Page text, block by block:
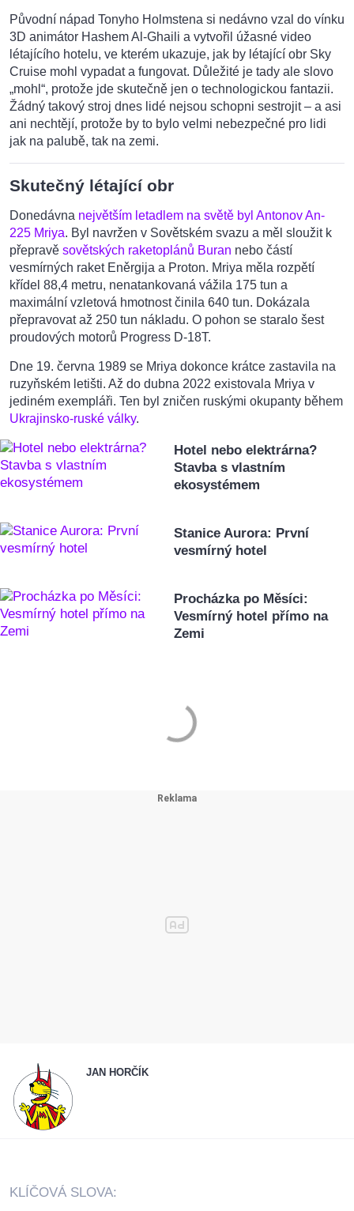
Původní nápad Tonyho Holmstena si nedávno vzal do vínku
3D animátor Hashem Al-Ghaili a vytvořil úžasné video
létajícího hotelu, ve kterém ukazuje, jak by létající obr Sky
Cruise mohl vypadat a fungovat. Důležité je tady ale slovo
„mohl“, protože jde skutečně jen o technologickou fantazii.
Žádný takový stroj dnes lidé nejsou schopni sestrojit – a asi
ani nechtějí, protože by to bylo velmi nebezpečné pro lidi
jak na palubě, tak na zemi.
Skutečný létající obr
Donedávna největším letadlem na světě byl Antonov An-
225 Mriya. Byl navržen v Sovětském svazu a měl sloužit k
přepravě sovětských raketoplánů Buran nebo částí
vesmírných raket Eněrgija a Proton. Mriya měla rozpětí
křídel 88,4 metru, nenatankovaná vážila 175 tun a
maximální vzletová hmotnost činila 640 tun. Dokázala
přepravovat až 250 tun nákladu. O pohon se staralo šest
proudových motorů Progress D-18T.
Dne 19. června 1989 se Mriya dokonce krátce zastavila na
ruzyňském letišti. Až do dubna 2022 existovala Mriya v
jediném exempláři. Ten byl zničen ruskými okupanty během
Ukrajinsko-ruské války.
Hotel nebo elektrárna?
Stavba s vlastním
ekosystémem
Stanice Aurora: První
vesmírný hotel
Procházka po Měsíci:
Vesmírný hotel přímo na
Zemi
JAN HORČÍK
KLÍČOVÁ SLOVA: